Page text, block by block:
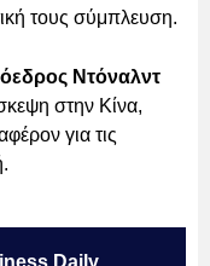
τους σύμπλευση.
Ντόναλντ
στην Κίνα,
για τις
Daily